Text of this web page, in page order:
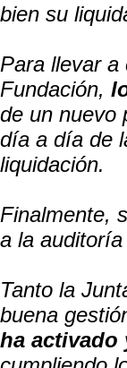
bien su
Para llevar a
Fundación,
de un nuevo
día a día de
liquidación.
Finalmente,
a la
Tanto la
buena
ha activado